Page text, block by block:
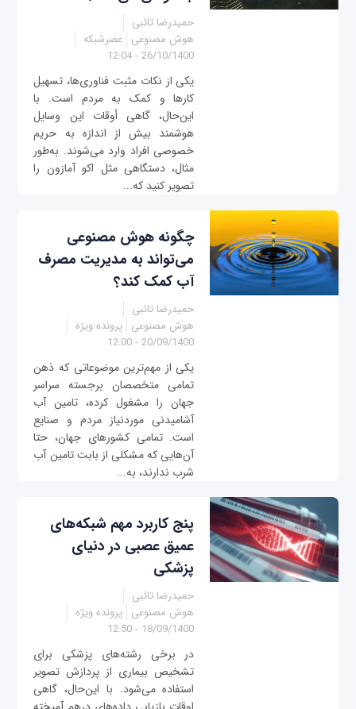
حمیدرضا تائبی
هوش مصنوعی عصرشبکه
26/10/1400 - 12:04
یکی از نکات مثبت فناوری‌ها، تسهیل
کارها و کمک به مردم است. با
این‌حال، گاهی أوقات این وسایل
هوشمند بیش از اندازه به حریم
خصوصی افراد وارد می‌شوند. به‌طور
مثال، دستگاهی مثل اکو آمازون را
تصویر کنید که...
چگونه هوش مصنوعی
می‌تواند به مدیریت مصرف
آب کمک کند؟
حمیدرضا تائبی
هوش مصنوعی پرونده ویژه
20/09/1400 - 12:00
یکی از مهم‌ترین موضوعاتی که ذهن
تمامی متخصصان برجسته سراسر
جهان را مشغول کرده، تامین آب
آشامیدنی موردنیاز مردم و صنایع
است. تمامی کشورهای جهان، حتا
آن‌هایی که مشکلی از بابت تامین آب
شرب ندارند، به...
پنج کاربرد مهم شبکه‌های
عمیق عصبی در دنیای
پزشکی
حمیدرضا تائبی
هوش مصنوعی پرونده ویژه
18/09/1400 - 12:50
در برخی رشته‌های پزشکی برای
تشخیص بیماری از پردازش تصویر
استفاده می‌شود. با این‌حال، گاهی